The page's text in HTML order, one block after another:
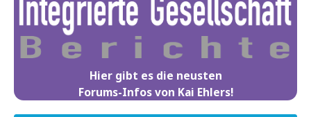
Hier gibt es die neusten
Forums-Infos von Kai Ehlers!